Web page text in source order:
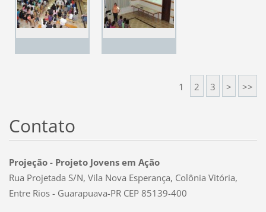
1 2 3 > >>
Contato
Projeção - Projeto Jovens em Ação
Rua Projetada S/N, Vila Nova Esperança, Colônia Vitória,
Entre Rios - Guarapuava-PR CEP 85139-400